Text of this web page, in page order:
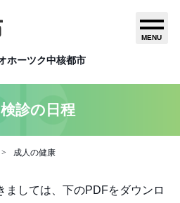
ホーツク中核都市
MENU
診の日程
成人の健康
ましては、下のPDFをダウンロ